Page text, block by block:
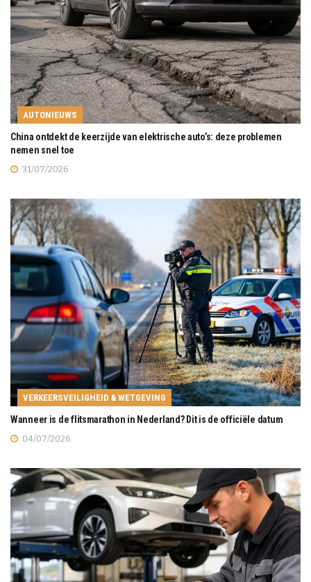
AUTONIEUWS
China ontdekt de keerzijde van elektrische auto’s: deze problemen
nemen snel toe
31/07/2026
VERKEERSVEILIGHEID & WETGEVING
Wanneer is de flitsmarathon in Nederland? Dit is de officiële datum
04/07/2026